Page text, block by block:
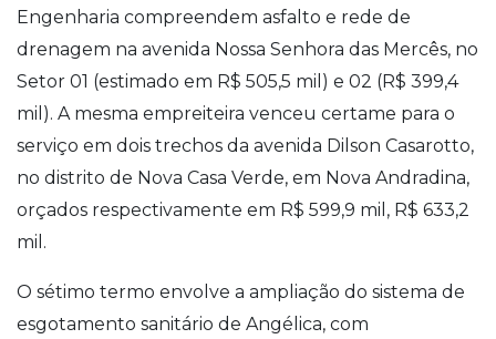
Engenharia compreendem asfalto e rede de
drenagem na avenida Nossa Senhora das Mercês, no
Setor 01 (estimado em R$ 505,5 mil) e 02 (R$ 399,4
mil). A mesma empreiteira venceu certame para o
serviço em dois trechos da avenida Dilson Casarotto,
no distrito de Nova Casa Verde, em Nova Andradina,
orçados respectivamente em R$ 599,9 mil, R$ 633,2
mil.
O sétimo termo envolve a ampliação do sistema de
esgotamento sanitário de Angélica, com